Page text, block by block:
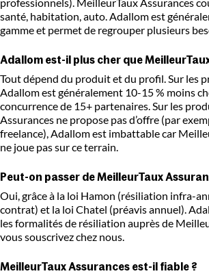
professionnels). MeilleurTaux Assurances
santé, habitation, auto. Adallom est
gamme et permet de regrouper plusieurs
Adallom est-il plus cher que
Tout dépend du produit et du profil. Sur les
Adallom est généralement 10-15 % moins
concurrence de 15+ partenaires. Sur les
Assurances ne propose pas d’offre (par
freelance), Adallom est imbattable car
ne joue pas sur ce terrain.
Peut-on passer de MeilleurTaux
Oui, grâce à la loi Hamon (résiliation infra-
contrat) et la loi Chatel (préavis annuel).
les formalités de résiliation auprès de
vous souscrivez chez nous.
MeilleurTaux Assurances est-il fiable ?